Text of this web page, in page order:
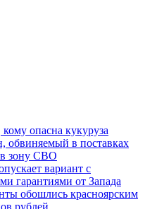
кому опасна кукуруза
обвиняемый в поставках
в зону СВО
вариант с
гарантиями от Запада
обошлись красноярским
рублей